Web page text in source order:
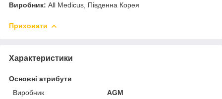
Виробник: All Medicus, Південна Корея
Приховати
Характеристики
Основні атрибути
Виробник
AGM